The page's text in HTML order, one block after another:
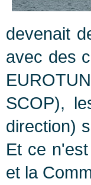
devenait
avec des
SCOP),
direction)
Et ce
et la